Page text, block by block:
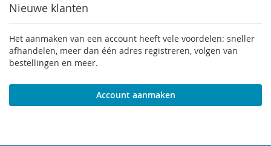
Nieuwe klanten
Het aanmaken van een account heeft vele voordelen: sneller
afhandelen, meer dan één adres registreren, volgen van
bestellingen en meer.
Account aanmaken